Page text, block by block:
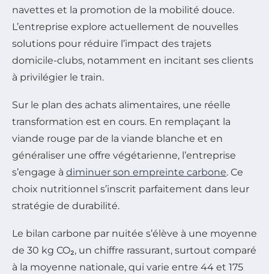
navettes et la promotion de la mobilité douce.
L’entreprise explore actuellement de nouvelles
solutions pour réduire l’impact des trajets
domicile-clubs, notamment en incitant ses clients
à privilégier le train.
Sur le plan des achats alimentaires, une réelle
transformation est en cours. En remplaçant la
viande rouge par de la viande blanche et en
généraliser une offre végétarienne, l’entreprise
s’engage à diminuer son empreinte carbone. Ce
choix nutritionnel s’inscrit parfaitement dans leur
stratégie de durabilité.
Le bilan carbone par nuitée s’élève à une moyenne
de 30 kg CO₂, un chiffre rassurant, surtout comparé
à la moyenne nationale, qui varie entre 44 et 175